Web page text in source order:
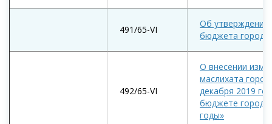
491/65-VI
Об утверждении
бюджета города
492/65-VI
О внесении
маслихата
декабря 2019
бюджете города
годы»